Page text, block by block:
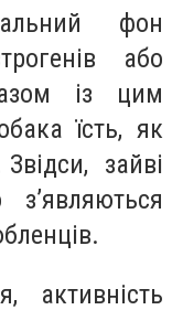
фон
або
із цим
їсть, як
зайві
активність